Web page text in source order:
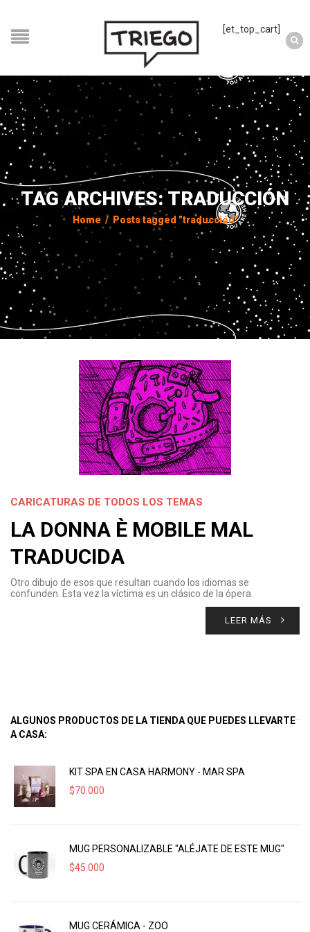
[et_top_cart]
TAG ARCHIVES: TRADUCCIÓN
Home / Posts tagged "traducción"
CARICATURAS DE TODOS LOS TEMAS
LA DONNA È MOBILE MAL
TRADUCIDA
Otro dibujo de esos que resultan cuando los idiomas se
confunden. Esta vez la víctima es un clásico de la ópera.
LEER MÁS
ALGUNOS PRODUCTOS DE LA TIENDA QUE PUEDES LLEVARTE
A CASA:
KIT SPA EN CASA HARMONY - MAR SPA
$70.000
MUG PERSONALIZABLE "ALÉJATE DE ESTE MUG"
$45.000
MUG CERÁMICA - ZOO